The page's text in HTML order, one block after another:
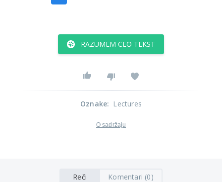
RAZUMEM CEO TEKST
Oznake: Lectures
O sadržaju
Reči Komentari (0)